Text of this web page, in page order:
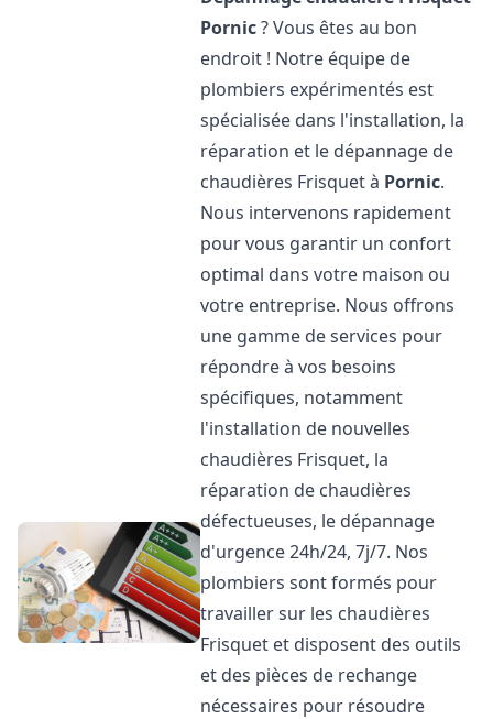
Pornic? Vous êtes au bon
endroit ! Notre équipe de
plombiers expérimentés est
spécialisée dans l'installation, la
réparation et le dépannage de
chaudières Frisquet à Pornic.
Nous intervenons rapidement
pour vous garantir un confort
optimal dans votre maison ou
votre entreprise. Nous offrons
une gamme de services pour
répondre à vos besoins
spécifiques, notamment
l'installation de nouvelles
chaudières Frisquet, la
réparation de chaudières
défectueuses, le dépannage
d'urgence 24h/24, 7j/7. Nos
plombiers sont formés pour
travailler sur les chaudières
Frisquet et disposent des outils
et des pièces de rechange
nécessaires pour résoudre